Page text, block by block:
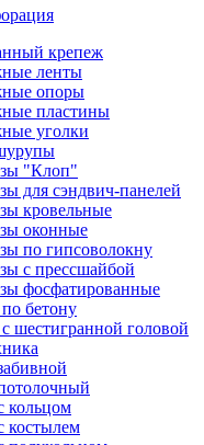
крепеж
ленты
опоры
пластины
уголки
"Клоп"
для сэндвич-панелей
кровельные
оконные
по гипсоволокну
с прессшайбой
фосфатированные
бетону
шестигранной головой
кольцом
костылем